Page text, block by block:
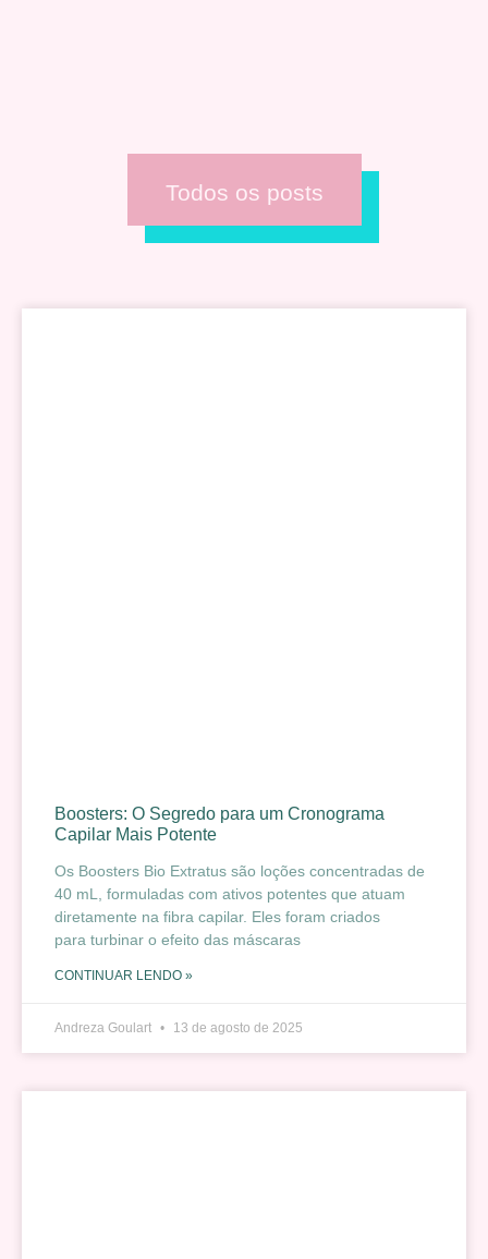
Todos os posts
Boosters: O Segredo para um Cronograma
Capilar Mais Potente
Os Boosters Bio Extratus são loções concentradas de
40 mL, formuladas com ativos potentes que atuam
diretamente na fibra capilar. Eles foram criados
para turbinar o efeito das máscaras
CONTINUAR LENDO »
Andreza Goulart 13 de agosto de 2025